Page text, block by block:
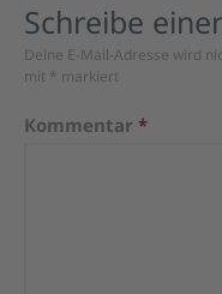
Schreibe
Deine E-Mail-Adresse wird
mit * markiert
Kommentar *